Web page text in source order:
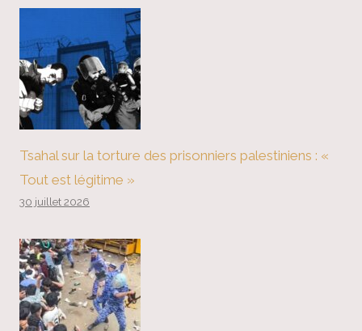
Tsahal sur la torture des prisonniers palestiniens : «
Tout est légitime »
30 juillet 2026